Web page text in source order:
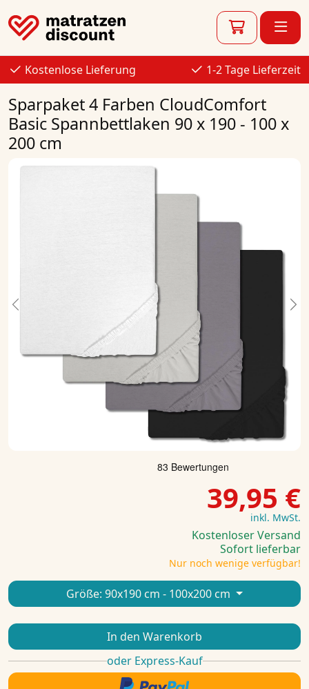
Kostenlose Lieferung 1-2 Tage Lieferzeit
Sparpaket 4 Farben CloudComfort
Basic Spannbettlaken 90 x 190 - 100 x
200 cm
Previous
39,95 €
inkl. MwSt.
Kostenloser Versand
Sofort lieferbar
Nur noch wenige verfügbar!
Größe: 90x190 cm - 100x200 cm
In den Warenkorb
oder Express-Kauf